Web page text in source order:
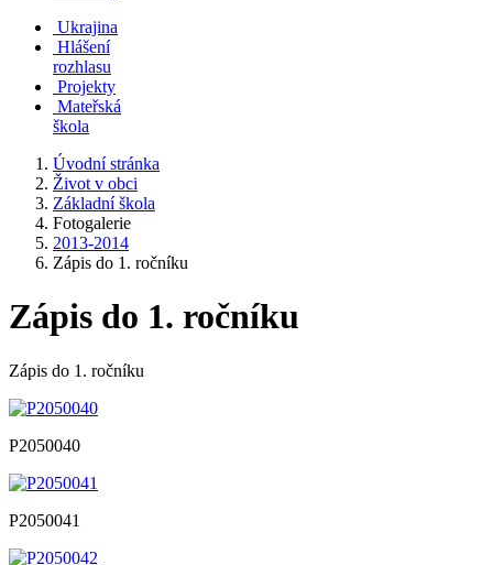
Ukrajina
Hlášení
rozhlasu
Projekty
Mateřská
škola
Úvodní stránka
Život v obci
Základní škola
Fotogalerie
2013-2014
Zápis do 1. ročníku
Zápis do 1. ročníku
Zápis do 1. ročníku
P2050040
P2050041